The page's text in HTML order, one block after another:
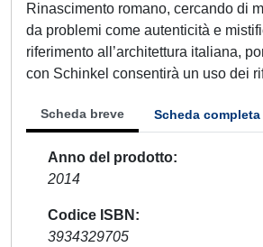
Rinascimento romano, cercando di
da problemi come autenticità e
riferimento all’architettura italiana,
con Schinkel consentirà un uso dei
Scheda breve Scheda completa
Anno del prodotto
2014
Codice ISBN
3934329705